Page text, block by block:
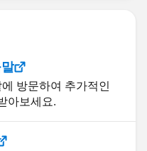
作成する場合、同一手
ますが、重複する項目
방문하여 추가적인
아보세요.